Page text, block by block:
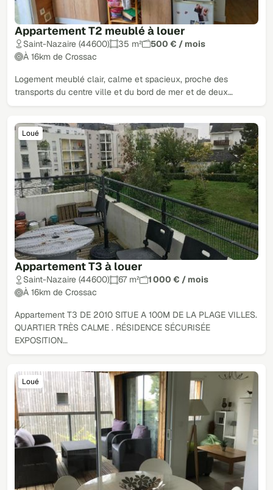
Appartement T2 meublé à louer
Saint-Nazaire (44600) 35 m²
500 € / mois
À 16km de Crossac
Logement meublé clair, calme et spacieux, proche des
transports du centre ville et du bord de mer et de deux…
Appartement T3 à louer
Loué
Saint-Nazaire (44600) 67 m²
1 000 € / mois
À 16km de Crossac
Appartement T3 DE 2010 SITUE A 100M DE LA PLAGE VILLES.
QUARTIER TRÈS CALME . RÉSIDENCE SÉCURISÉE
EXPOSITION…
Loué